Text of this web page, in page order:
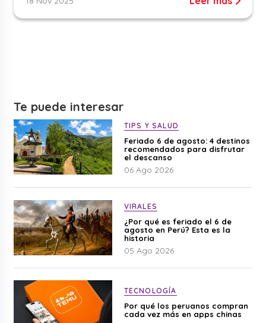
Te puede interesar
TIPS Y SALUD
Feriado 6 de agosto: 4 destinos
recomendados para disfrutar
el descanso
06 Ago 2026
VIRALES
¿Por qué es feriado el 6 de
agosto en Perú? Esta es la
historia
05 Ago 2026
TECNOLOGÍA
Por qué los peruanos compran
cada vez más en apps chinas